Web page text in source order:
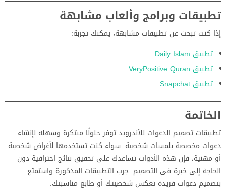
تطبيقات وبرامج وألعاب مشابهة
إذا كنت تبحث عن تطبيقات مشابهة، يمكنك تجربة:
تطبيق Daily Islam
تطبيق VeryPositive Quran
تطبيق Snapchat
الخاتمة
تطبيقات تصميم الدعوات للأندرويد توفر حلولًا مبتكرة وسهلة لإنشاء
دعوات مخصصة بلمسات شخصية. سواء كنت تستخدمها لأغراض شخصية
أو مهنية، فإن هذه الأدوات تساعدك على تحقيق نتائج احترافية دون
الحاجة إلى خبرة في التصميم. جرب التطبيقات المذكورة واستمتع
بتصميم دعوات فريدة تعكس شخصيتك أو طابع مناسبتك.